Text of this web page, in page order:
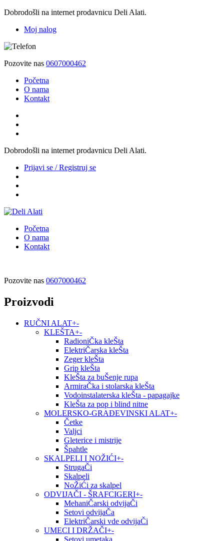
Dobrodošli na internet prodavnicu Deli Alati.
Moj nalog
Pozovite nas 0607000462
Početna
O nama
Kontakt
Dobrodošli na internet prodavnicu Deli Alati.
Prijavi se / Registruj se
Početna
O nama
Kontakt
Pozovite nas 0607000462
Proizvodi
RUČNI ALAT+-
KLEŠTA+-
RadioniČka kleŠta
ElektriČarska kleŠta
Zeger kleŠta
Grip kleŠta
KleŠta za buŠenje rupa
ArmiraČka i stolarska kleŠta
Vodoinstalaterska kleŠta - papagajke
KleŠta za pop i blind nitne
MOLERSKO-GRAĐEVINSKI ALAT+-
Četke
Valjci
Gleterice i mistrije
Špahtle
SKALPELI I NOŽIĆI+-
StrugaČi
Skalpeli
NoŽiĆi za skalpel
ODVIJAČI - ŠRAFCIGERI+-
MehaniČarski odvijaČi
Setovi odvijaČa
ElektriČarski vde odvijaČi
UMECI I DRŽAČI+-
Setovi umetaka